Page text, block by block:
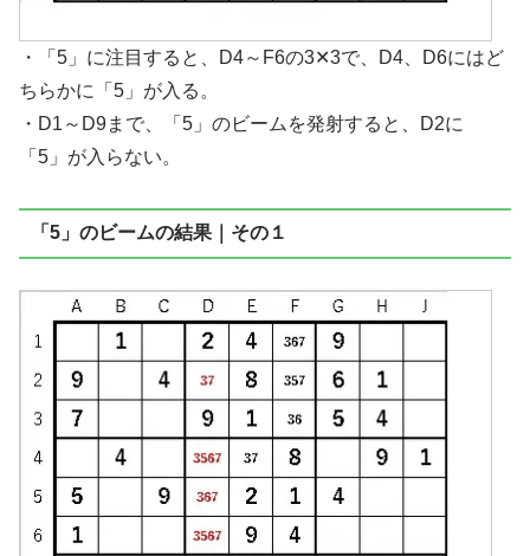
・「5」に注目すると、D4～F6の3✕3で、D4、D6にはど
ちらかに「5」が入る。
・D1～D9まで、「5」のビームを発射すると、D2に
「5」が入らない。
「5」のビームの結果｜その１